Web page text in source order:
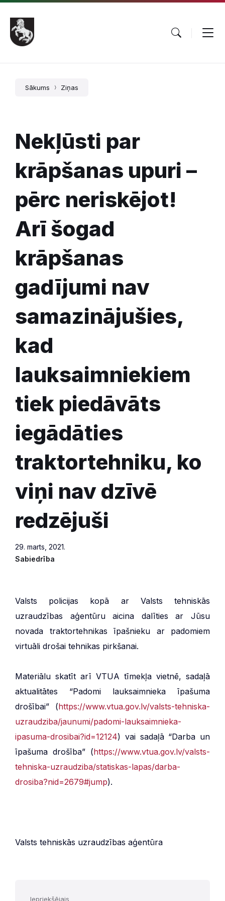
Pāriet
saturu
Skip
main
navigation
Skip
footer
Sākums Ziņas
Nekļūsti par
krāpšanas upuri –
pērc neriskējot!
Arī šogad
krāpšanas
gadījumi nav
samazinājušies,
kad
lauksaimniekiem
tiek piedāvāts
iegādāties
traktortehniku, ko
viņi nav dzīvē
redzējuši
29. marts, 2021.
Sabiedrība
Valsts policijas kopā ar Valsts tehniskās
uzraudzības aģentūru aicina dalīties ar Jūsu
novada traktortehnikas īpašnieku ar padomiem
virtuāli drošai tehnikas pirkšanai.
Materiālu skatīt arī VTUA tīmekļa vietnē, sadaļā
aktualitātes “Padomi lauksaimnieka īpašuma
drošībai” (https://www.vtua.gov.lv/valsts-tehniska-
uzraudziba/jaunumi/padomi-lauksaimnieka-
ipasuma-drosibai?id=12124) vai sadaļā “Darba un
īpašuma drošība” (https://www.vtua.gov.lv/valsts-
tehniska-uzraudziba/statiskas-lapas/darba-
drosiba?nid=2679#jump).
Valsts tehniskās uzraudzības aģentūra
Iepriekšējais